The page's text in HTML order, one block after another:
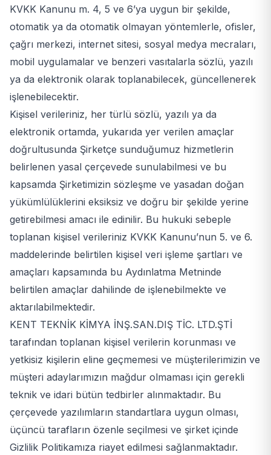
KVKK Kanunu m. 4, 5 ve 6’ya uygun bir şekilde,
otomatik ya da otomatik olmayan yöntemlerle, ofisler,
çağrı merkezi, internet sitesi, sosyal medya mecraları,
mobil uygulamalar ve benzeri vasıtalarla sözlü, yazılı
ya da elektronik olarak toplanabilecek, güncellenerek
işlenebilecektir.
Kişisel verileriniz, her türlü sözlü, yazılı ya da
elektronik ortamda, yukarıda yer verilen amaçlar
doğrultusunda Şirketçe sunduğumuz hizmetlerin
belirlenen yasal çerçevede sunulabilmesi ve bu
kapsamda Şirketimizin sözleşme ve yasadan doğan
yükümlülüklerini eksiksiz ve doğru bir şekilde yerine
getirebilmesi amacı ile edinilir. Bu hukuki sebeple
toplanan kişisel verileriniz KVKK Kanunu’nun 5. ve 6.
maddelerinde belirtilen kişisel veri işleme şartları ve
amaçları kapsamında bu Aydınlatma Metninde
belirtilen amaçlar dahilinde de işlenebilmekte ve
aktarılabilmektedir.
KENT TEKNİK KİMYA İNŞ.SAN.DIŞ TİC. LTD.ŞTİ
tarafından toplanan kişisel verilerin korunması ve
yetkisiz kişilerin eline geçmemesi ve müşterilerimizin ve
müşteri adaylarımızın mağdur olmaması için gerekli
teknik ve idari bütün tedbirler alınmaktadır. Bu
çerçevede yazılımların standartlara uygun olması,
üçüncü tarafların özenle seçilmesi ve şirket içinde
Gizlilik Politikamıza riayet edilmesi sağlanmaktadır.